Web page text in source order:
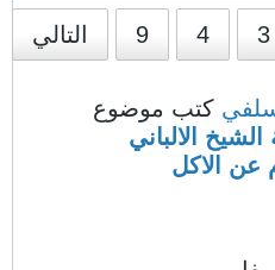
3
4
9 التالي
كتب موضوع
الشيخ الالباني
عن الاكل